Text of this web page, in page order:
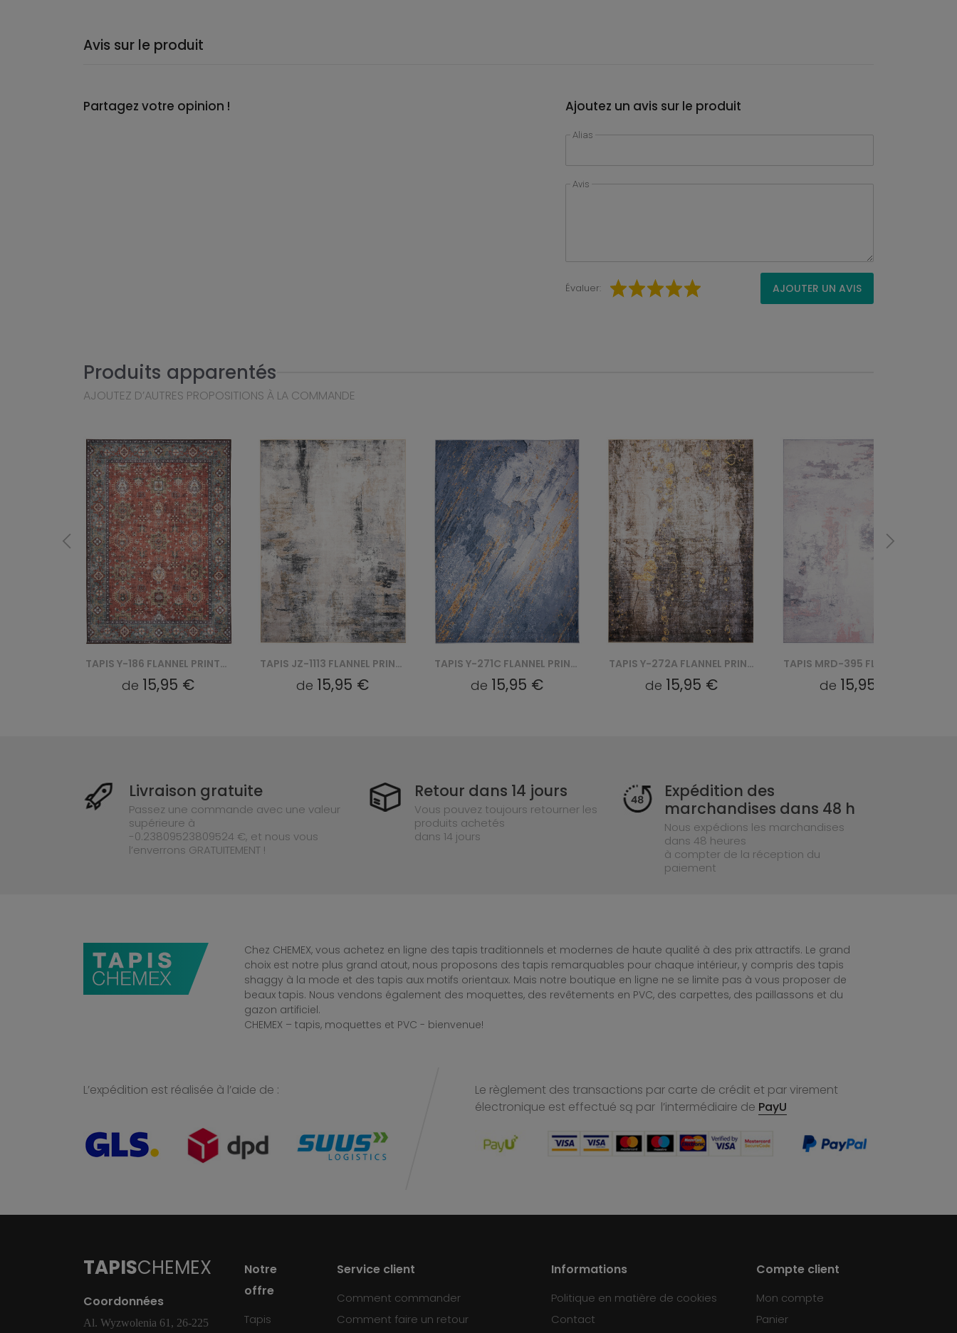
Avis sur le produit
Partagez votre opinion ! Ajoutez un avis sur le produit
Alias
Avis
Évaluer: AJOUTER UN AVIS
Produits apparentés
AJOUTEZ D’AUTRES PROPOSITIONS À LA COMMANDE
TAPIS Y-186 FLANNEL PRINTED
de 15,95 €
TAPIS JZ-1113 FLANNEL PRINTED
de 15,95 €
TAPIS Y-271C FLANNEL PRINTED
de 15,95 €
TAPIS Y-272A FLANNEL PRINTED
de 15,95 € de 15,95 €
Livraison gratuite
Passez une commande avec une valeur
supérieure à
-0.23809523809524 €, et nous vous
l’enverrons GRATUITEMENT !
Retour dans 14 jours
Vous pouvez toujours retourner les
produits achetés
dans 14 jours
Expédition des
marchandises dans 48 h
Nous expédions les marchandises
dans 48 heures
à compter de la réception du
paiement
Chez CHEMEX, vous achetez en ligne des tapis traditionnels et modernes de haute qualité à des prix attractifs. Le grand
choix est notre plus grand atout, nous proposons des tapis remarquables pour chaque intérieur, y compris des tapis
shaggy à la mode et des tapis aux motifs orientaux. Mais notre boutique en ligne ne se limite pas à vous proposer de
beaux tapis. Nous vendons également des moquettes, des revêtements en PVC, des carpettes, des paillassons et du
gazon artificiel.
CHEMEX – tapis, moquettes et PVC - bienvenue!
L’expédition est réalisée à l’aide de :
Le règlement des transactions par carte de crédit et par virement
électronique est effectué są par l’intermédiaire de PayU
TAPISCHEMEX
Coordonnées
Al. Wyzwolenia 61, 26-225
Notre
offre
Tapis
Service client
Comment commander
Comment faire un retour
Informations
Politique en matière de cookies
Contact
Compte client
Mon compte
Panier